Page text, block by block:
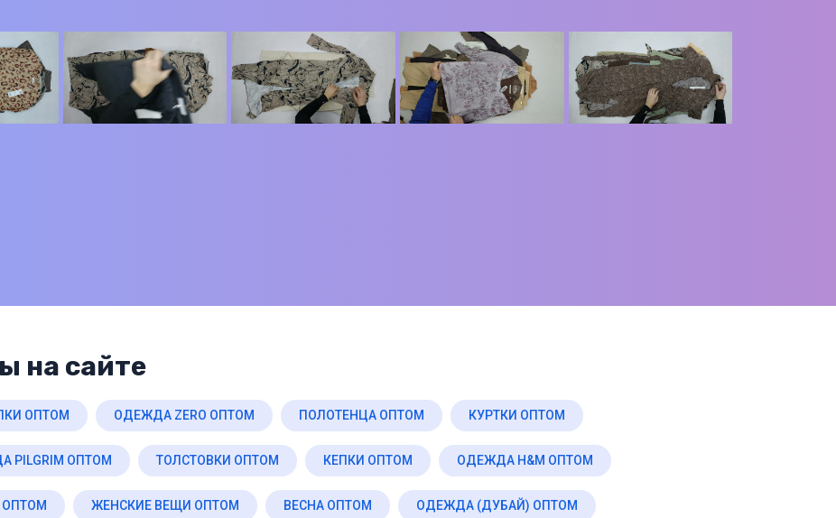
на сайте
ОПТОМ ОДЕЖДА ZERO ОПТОМ ПОЛОТЕНЦА ОПТОМ КУРТКИ ОПТОМ
PILGRIM ОПТОМ ТОЛСТОВКИ ОПТОМ КЕПКИ ОПТОМ ОДЕЖДА H&M ОПТОМ
ОПТОМ ЖЕНСКИЕ ВЕЩИ ОПТОМ ВЕСНА ОПТОМ ОДЕЖДА (ДУБАЙ) ОПТОМ